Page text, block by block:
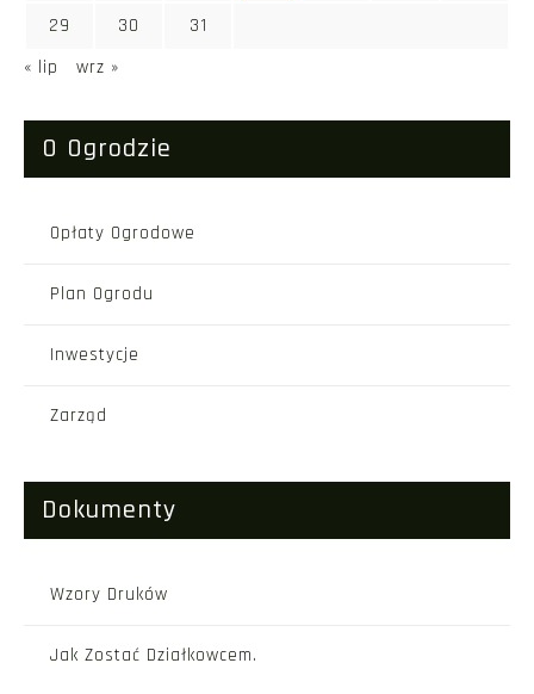
29 30
31
« lip
wrz »
O Ogrodzie
Opłaty Ogrodowe
Plan Ogrodu
Inwestycje
Zarząd
Dokumenty
Wzory Druków
Jak Zostać Działkowcem.